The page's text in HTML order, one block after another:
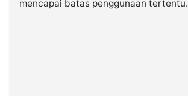
mencapai batas penggunaan tertentu.